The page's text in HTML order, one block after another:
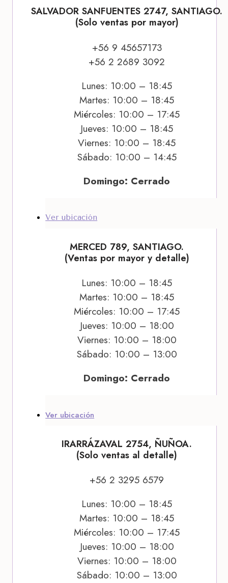
SALVADOR SANFUENTES 2747, SANTIAGO.
(Solo ventas por mayor)
+56 9 45657173
+56 2 2689 3092
Lunes: 10:00 – 18:45
Martes: 10:00 – 18:45
Miércoles: 10:00 – 17:45
Jueves: 10:00 – 18:45
Viernes: 10:00 – 18:45
Sábado: 10:00 – 14:45
Domingo: Cerrado
Ver ubicación
MERCED 789, SANTIAGO.
(Ventas por mayor y detalle)
Lunes: 10:00 – 18:45
Martes: 10:00 – 18:45
Miércoles: 10:00 – 17:45
Jueves: 10:00 – 18:00
Viernes: 10:00 – 18:00
Sábado: 10:00 – 13:00
Domingo: Cerrado
Ver ubicación
IRARRÁZAVAL 2754, ÑUÑOA.
(Solo ventas al detalle)
+56 2 3295 6579
Lunes: 10:00 – 18:45
Martes: 10:00 – 18:45
Miércoles: 10:00 – 17:45
Jueves: 10:00 – 18:00
Viernes: 10:00 – 18:00
Sábado: 10:00 – 13:00